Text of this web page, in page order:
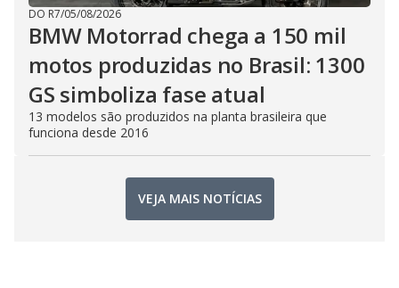
DO R7/05/08/2026
BMW Motorrad chega a 150 mil
motos produzidas no Brasil: 1300
GS simboliza fase atual
13 modelos são produzidos na planta brasileira que
funciona desde 2016
VEJA MAIS NOTÍCIAS